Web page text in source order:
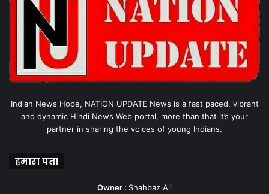
Indian News Hope, NATION UPDATE News is a fast paced, vibrant
and dynamic Hindi News Web portal, more than that it’s your
partner in sharing the voices of young Indians.
हमारा पता
Owner : Shahbaz Ali